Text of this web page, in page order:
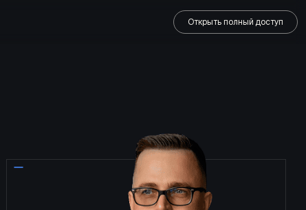
Открыть полный доступ